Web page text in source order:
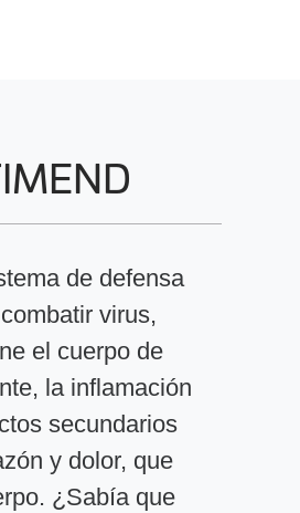
de defensa
virus,
el cuerpo de
la inflamación
secundarios
y dolor, que
¿Sabía que